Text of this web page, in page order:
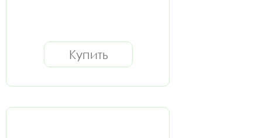
Купить